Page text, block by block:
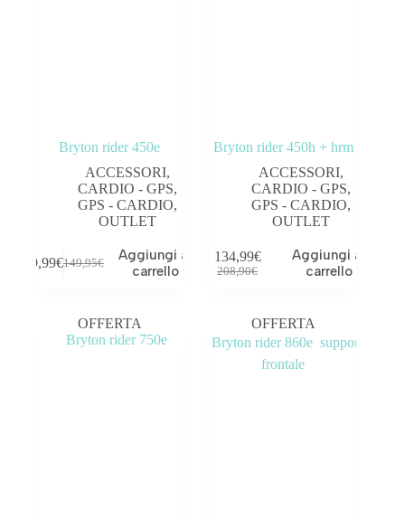
Bryton rider 450e
ACCESSORI,
CARDIO - GPS,
GPS - CARDIO,
OUTLET
149,95€
99,99€
Aggiungi al
carrello
Bryton rider 450h + hrm
ACCESSORI,
CARDIO - GPS,
GPS - CARDIO,
OUTLET
208,90€
134,99€
Aggiungi al
carrello
OFFERTA OFFERTA